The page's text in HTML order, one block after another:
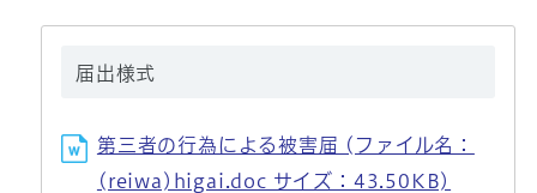
届出様式
第三者の行為による被害届 (ファイル名：
(reiwa)higai.doc サイズ：43.50KB)